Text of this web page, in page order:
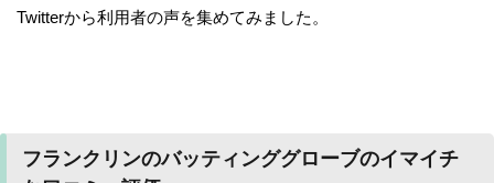
Twitterから利用者の声を集めてみました。
フランクリンのバッティンググローブのイマイチ